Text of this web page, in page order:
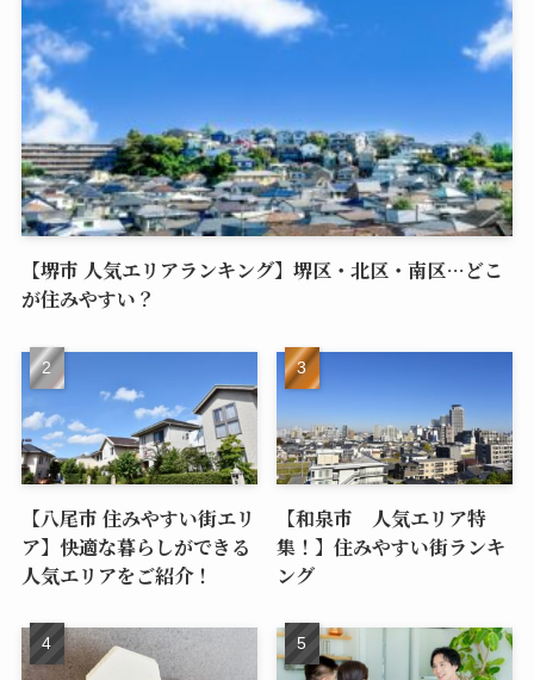
【堺市 人気エリアランキング】堺区・北区・南区…どこ
が住みやすい？
【八尾市 住みやすい街エリ
ア】快適な暮らしができる
人気エリアをご紹介！
【和泉市 人気エリア特
集！】住みやすい街ランキ
ング